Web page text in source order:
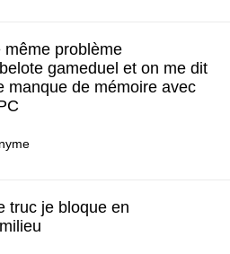
même problème
gameduel et on me dit
manque de mémoire avec
truc je bloque en